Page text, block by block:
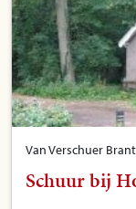
Van Verschuer
Schuur bij